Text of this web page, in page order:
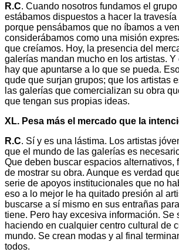
R.C. Cuando nosotros fundamos el
estábamos dispuestos a hacer la
porque pensábamos que no íbamos a
considerábamos como una misión
que creíamos. Hoy, la presencia del
galerías mandan mucho en los artistas.
hay que apuntarse a lo que se pueda.
qude que surjan grupos; que los artistas
las galerías que comercializan su obra
que tengan sus propias ideas.
XL. Pesa más el mercado que la
R.C. Sí y es una lástima. Los artistas
que el mundo de las galerías es
Que deben buscar espacios alternativos,
de mostrar su obra. Aunque es verdad
serie de apoyos institucionales que no
eso a lo mejor le ha quitado presión al
buscarse a sí mismo en sus entrañas
tiene. Pero hay excesiva información. Se
haciendo en cualquier centro cultural de
mundo. Se crean modas y al final
todos.